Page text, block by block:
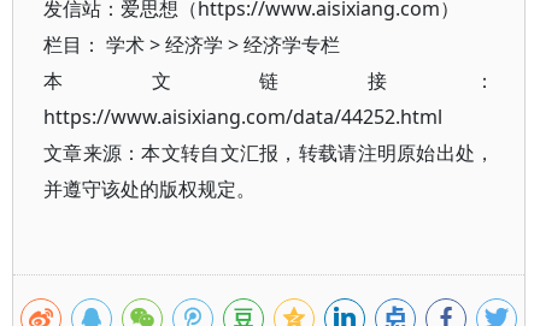
发信站：爱思想（https://www.aisixiang.com）
栏目： 学术>经济学 >经济学专栏
本文链接：
https://www.aisixiang.com/data/44252.html
文章来源：本文转自文汇报，转载请注明原始出处，
并遵守该处的版权规定。